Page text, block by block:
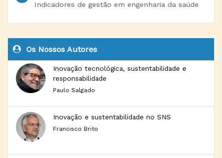
Indicadores de gestão em engenharia da saúde
Os Nossos Autores
Inovação tecnológica, sustentabilidade e
responsabilidade
Paulo Salgado
Inovação e sustentabilidade no SNS
Francisco Brito